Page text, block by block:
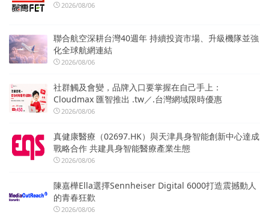
2026/08/06
聯合航空深耕台灣40週年 持續投資市場、升級機隊並強
化全球航網連結
2026/08/06
社群觸及會變，品牌入口要掌握在自己手上：
Cloudmax 匯智推出 .tw／.台灣網域限時優惠
2026/08/06
真健康醫療（02697.HK）與天津具身智能創新中心達成
戰略合作 共建具身智能醫療產業生態
2026/08/06
陳嘉樺Ella選擇Sennheiser Digital 6000打造震撼動人
的青春狂歡
2026/08/06